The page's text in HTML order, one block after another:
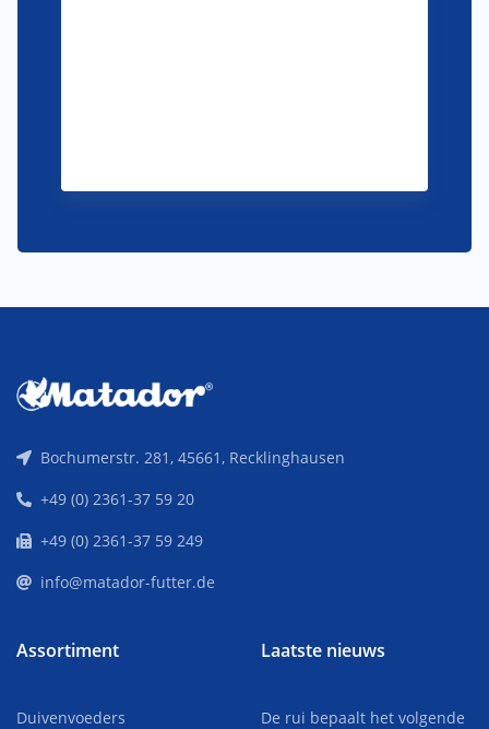
Bochumerstr. 281, 45661, Recklinghausen
+49 (0) 2361-37 59 20
+49 (0) 2361-37 59 249
info@matador-futter.de
Assortiment
Duivenvoeders
Laatste nieuws
De rui bepaalt het volgende